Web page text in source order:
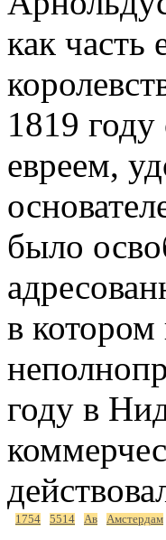
как часть
1819
евреем,
было
в котором
году в
1754 5514 Ав Амстердам